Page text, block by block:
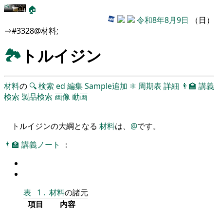
🏠
令和8年8月9日 （日）
⇒#3328@材料;
🏞 トルイジン
材料の 🔍検索 ed 編集Sample追加 ⚛ 周期表 詳細 👨‍🏫 講義
検索 製品検索 画像動画
トルイジンの大綱となる 材料は、 @です。
👨‍🏫 講義ノート ：
表 1 . 材料の諸元
項目
内容